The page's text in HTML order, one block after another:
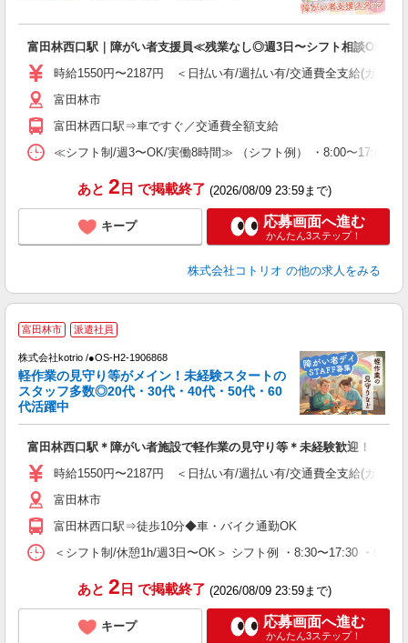
富田林西口駅｜障がい者支援員≪残業なし◎週3日〜シフト相談OK！≫
時給1550円〜2187円 ＜日払い有/週払い有/交通費全支給(ガソリ
富田林市
富田林西口駅⇒車ですぐ／交通費全額支給
≪シフト制/週3〜OK/実働8時間≫ （シフト例） ・8:00〜17:00
あと 2 日 で掲載終了 (2026/08/09 23:59まで)
キープ 応募画面へ進む
かんたん3ステップ！
株式会社コトリオ の他の求人をみる
富田林市 派遣社員
株式会社kotrio /●OS-H2-1906868
軽作業の見守り等がメイン！未経験スタートの
スタッフ多数◎20代・30代・40代・50代・60
代活躍中
富田林西口駅＊障がい者施設で軽作業の見守り等＊未経験歓迎！
時給1550円〜2187円 ＜日払い有/週払い有/交通費全支給(ガソリ
富田林市
富田林西口駅⇒徒歩10分◆車・バイク通勤OK
＜シフト制/休憩1h/週3日〜OK＞ シフト例 ・8:30〜17:30 ・9:30
あと 2 日 で掲載終了 (2026/08/09 23:59まで)
キープ 応募画面へ進む
かんたん3ステップ！